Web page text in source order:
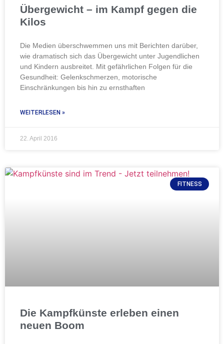
Übergewicht – im Kampf gegen die
Kilos
Die Medien überschwemmen uns mit Berichten darüber,
wie dramatisch sich das Übergewicht unter Jugendlichen
und Kindern ausbreitet. Mit gefährlichen Folgen für die
Gesundheit: Gelenkschmerzen, motorische
Einschränkungen bis hin zu ernsthaften
WEITERLESEN »
22. April 2016
FITNESS
Die Kampfkünste erleben einen
neuen Boom